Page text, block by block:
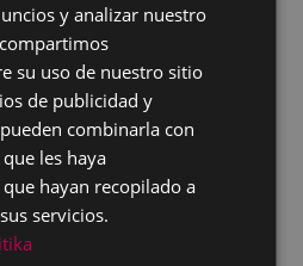
y
txupinazo
SPANISH
y analizar nuestro
su uso de nuestro sitio
de publicidad y
combinarla con
les haya
hayan recopilado a
servicios.